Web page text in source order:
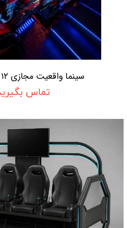
سینما واقعیت مجازی ۱۲ نفره لئوتک
تماس